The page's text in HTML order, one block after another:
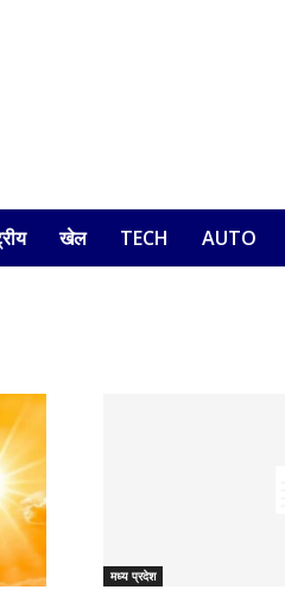
खेल TECH AUTO
मध्य प्रदेश